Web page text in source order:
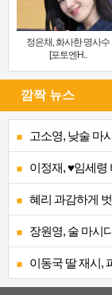
정은채, 화사한 명사수
[포토엔H..
깜짝 뉴스
고소영, 낮술 마
이정재, ♥임세
혜리 과감하게
장원영, 술 마시
이동국 딸 재시,